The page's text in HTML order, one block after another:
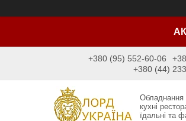
+380 (95) 552-60-06
+380 (44)
Обладнання
кухні
їдальні та